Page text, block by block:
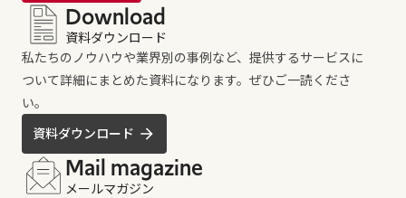
Download
資料ダウンロード
私たちのノウハウや業界別の事例など、提供するサービスに
ついて詳細にまとめた資料になります。ぜひご一読くださ
い。
資料ダウンロード
Mail magazine
メールマガジン